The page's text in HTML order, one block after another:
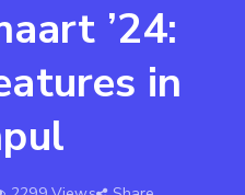
’24:
in